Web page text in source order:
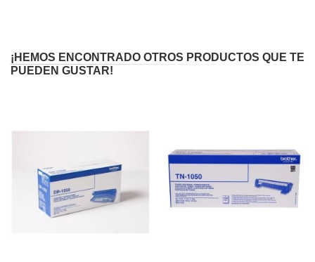
¡HEMOS ENCONTRADO OTROS PRODUCTOS QUE TE
PUEDEN GUSTAR!